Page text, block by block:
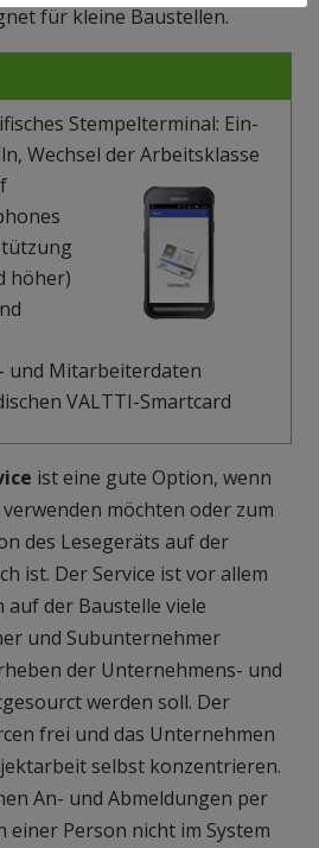
für kleine Baustellen.
Stempelterminal: Ein-
Wechsel der Arbeitsklasse
höher)
und Mitarbeiterdaten
VALTTI-Smartcard
ist eine gute Option, wenn
möchten oder zum
des Lesegeräts auf der
ist. Der Service ist vor allem
der Baustelle viele
und Subunternehmer
der Unternehmens- und
werden soll. Der
frei und das Unternehmen
selbst konzentrieren.
An- und Abmeldungen per
einer Person nicht im System